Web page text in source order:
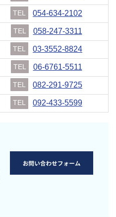
TEL 054-634-2102
TEL 058-247-3311
TEL 03-3552-8824
TEL 06-6761-5511
TEL 082-291-9725
TEL 092-433-5599